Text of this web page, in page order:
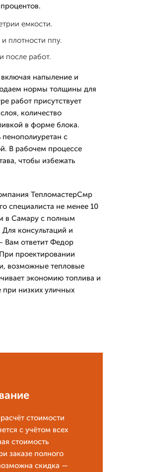
емкости.
плотности ппу.
после работ.
напыление и
нормы толщины для
работ присутствует
количество
в форме блока.
с
В рабочем процессе
чтобы избежать
ТепломастерСмр
специалиста не менее 10
в Самару с полным
консультаций и
Вам ответит Федор
проектировании
возможные тепловые
экономию топлива и
низких уличных
стоимости
с учётом всех
стоимость
заказе полного
скидка —